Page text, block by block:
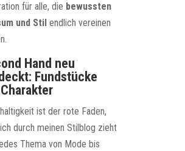
für alle, die bewussten
und Stil endlich vereinen
Hand neu
Fundstücke
ist der rote Faden,
durch meinen Stilblog zieht
Thema von Mode bis